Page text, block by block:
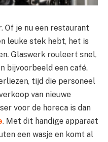
Of je nu een restaurant
leuke stek hebt, het is
Glaswerk rouleert snel,
bijvoorbeeld een café.
tijd die personeel
van nieuwe
voor de horeca is dan
. Met dit handige apparaat
een wasje en komt al